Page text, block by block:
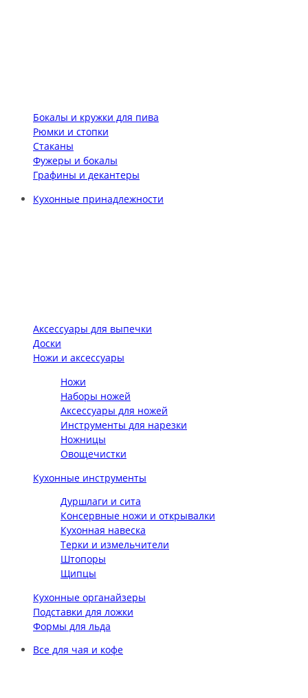
Бокалы и кружки для пива
Рюмки и стопки
Стаканы
Фужеры и бокалы
Графины и декантеры
Кухонные принадлежности
Аксессуары для выпечки
Доски
Ножи и аксессуары
Ножи
Наборы ножей
Аксессуары для ножей
Инструменты для нарезки
Ножницы
Овощечистки
Кухонные инструменты
Дуршлаги и сита
Консервные ножи и открывалки
Кухонная навеска
Терки и измельчители
Штопоры
Щипцы
Кухонные органайзеры
Подставки для ложки
Формы для льда
Все для чая и кофе